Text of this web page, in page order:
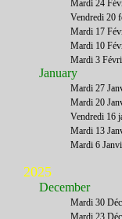
Mardi 24
Vendredi 20
Mardi 17
Mardi 10
Mardi 3
January
Mardi 27
Mardi 20
Vendredi 16
Mardi 13
Mardi 6
2025
December
Mardi 30
Mardi 23